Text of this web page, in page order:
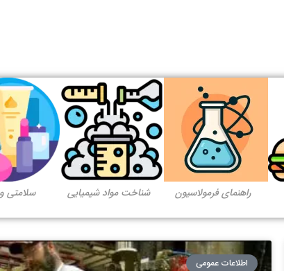
راهنمای فرمولاسیون شناخت مواد شیمیایی سلامتی
اطلاعات عمومی